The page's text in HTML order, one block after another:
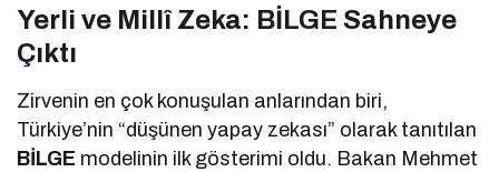
Yerli ve Millî Zeka: BİLGE Sahneye
Çıktı
Zirvenin en çok konuşulan anlarından biri,
Türkiye’nin “düşünen yapay zekası” olarak tanıtılan
BİLGE modelinin ilk gösterimi oldu. Bakan Mehmet